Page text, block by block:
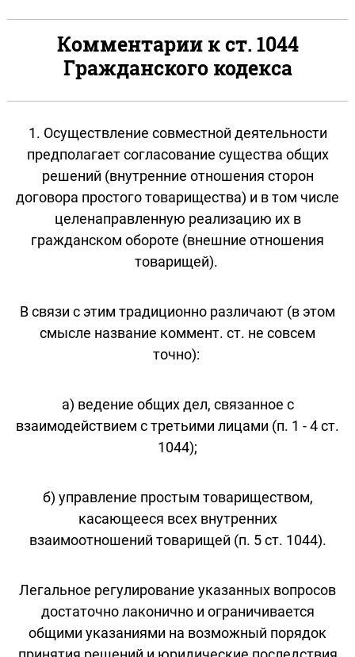
Комментарии к ст. 1044
Гражданского кодекса
1. Осуществление совместной деятельности
предполагает согласование существа общих
решений (внутренние отношения сторон
договора простого товарищества) и в том числе
целенаправленную реализацию их в
гражданском обороте (внешние отношения
товарищей).
В связи с этим традиционно различают (в этом
смысле название коммент. ст. не совсем
точно):
а) ведение общих дел, связанное с
взаимодействием с третьими лицами (п. 1 - 4 ст.
1044);
б) управление простым товариществом,
касающееся всех внутренних
взаимоотношений товарищей (п. 5 ст. 1044).
Легальное регулирование указанных вопросов
достаточно лаконично и ограничивается
общими указаниями на возможный порядок